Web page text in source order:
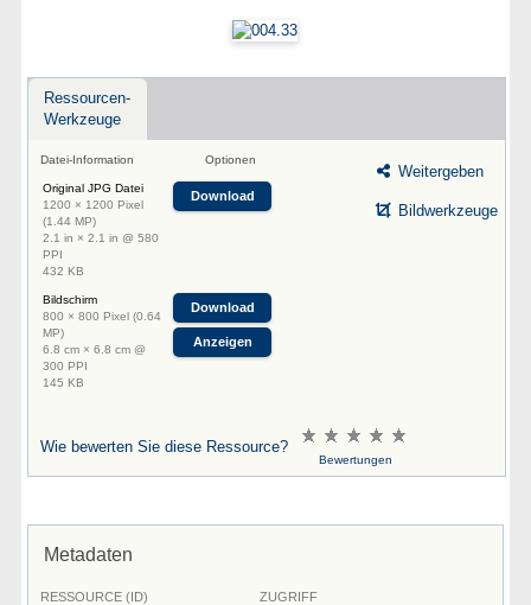
Ressourcen-
Werkzeuge
Datei-Information Optionen
Original JPG Datei
1200 × 1200 Pixel
(1.44 MP)
2.1 in × 2.1 in @ 580
PPI
432 KB
Download
Bildschirm
800 × 800 Pixel (0.64
MP)
6.8 cm × 6.8 cm @
300 PPI
145 KB
Download
Anzeigen
Weitergeben
Bildwerkzeuge
Wie bewerten Sie diese Ressource?
Bewertungen
Metadaten
RESSOURCE (ID) ZUGRIFF